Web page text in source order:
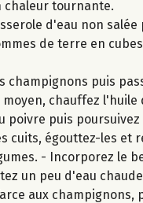
chaleur tournante.
d'eau non
de terre en
champignons puis
chauffez
poivre puis
cuits, égouttez-les
- Incorporez le
un peu d'eau
aux